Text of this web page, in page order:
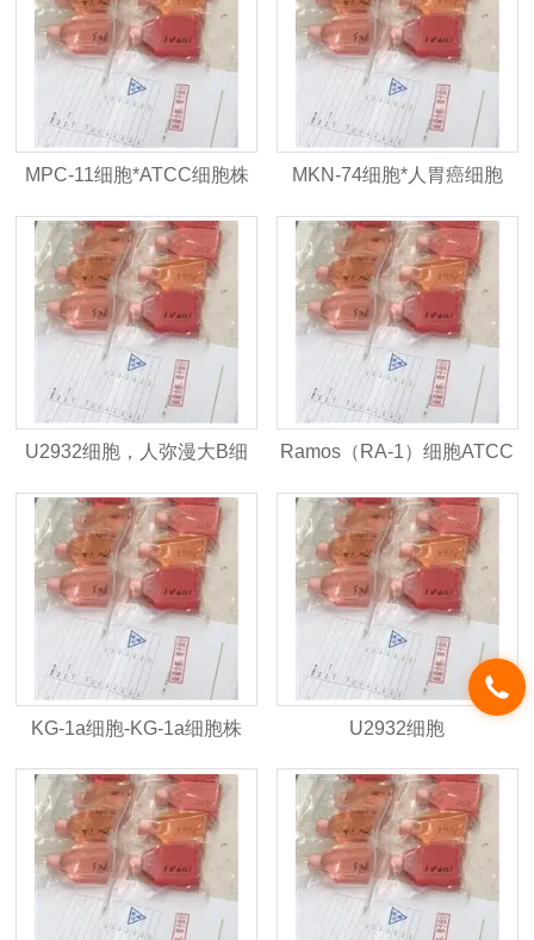
MPC-11细胞*ATCC细胞株 MKN-74细胞*人胃癌细胞
U2932细胞，人弥漫大B细
胞株
Ramos（RA-1）细胞ATCC
人B淋巴细胞瘤
KG-1a细胞-KG-1a细胞株 U2932细胞